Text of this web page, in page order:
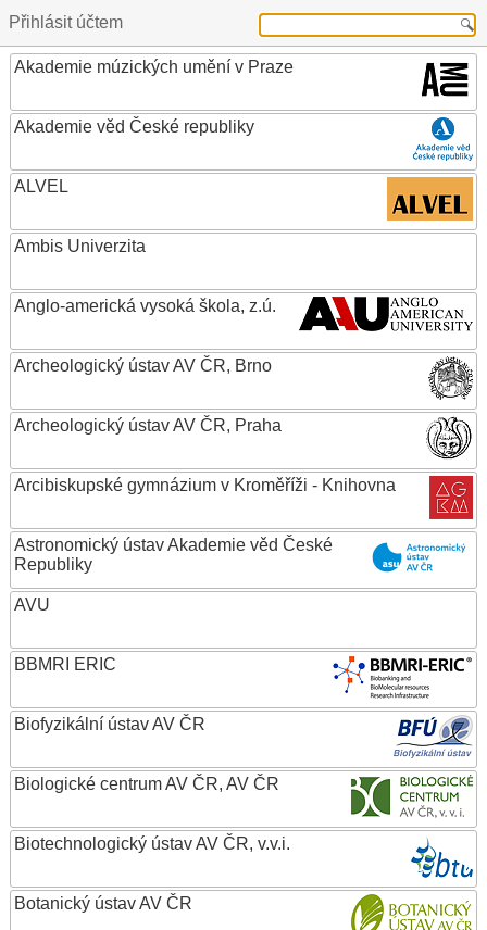
Přihlásit účtem
Akademie múzických umění v Praze
Akademie věd České republiky
ALVEL
Ambis Univerzita
Anglo-americká vysoká škola, z.ú.
Archeologický ústav AV ČR, Brno
Archeologický ústav AV ČR, Praha
Arcibiskupské gymnázium v Kroměříži - Knihovna
Astronomický ústav Akademie věd České
Republiky
AVU
BBMRI ERIC
Biofyzikální ústav AV ČR
Biologické centrum AV ČR, AV ČR
Biotechnologický ústav AV ČR, v.v.i.
Botanický ústav AV ČR